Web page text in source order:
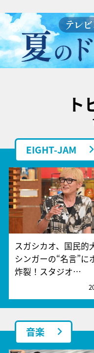
ト
EIGHT-JAM
スガシカオ、国民的
シンガーの“名言”に
炸裂！スタジオ…
音楽